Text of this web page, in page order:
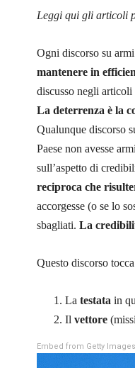
Leggi qui gli articoli
Ogni discorso su
mantenere in
discusso negli articoli
La deterrenza è la
Qualunque discorso
Paese non avesse
sull’aspetto di
reciproca che
accorgesse (o se lo
sbagliati. La
Questo discorso
La testata in
Il vettore
Embed from Getty Images